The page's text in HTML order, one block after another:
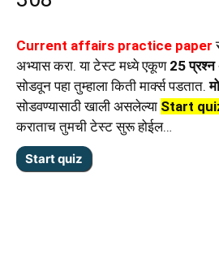
Current affairs practice paper
अभ्यास करा. या टेस्ट मध्ये एकूण 25 प्रश्न
सोडवून पहा तुम्हाला किती मार्क्स पडतात.
सोडवण्यासाठी खाली असलेल्या Start
कराताच तुमची टेस्ट सुरू होईल…